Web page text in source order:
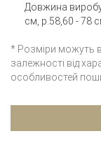
Довжина виробу
см, р.58,60 - 78
* Розміри можуть
залежності від
особливостей